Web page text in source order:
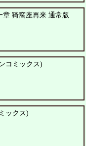
猗窩座再来 通常版
コミックス)
ックス)